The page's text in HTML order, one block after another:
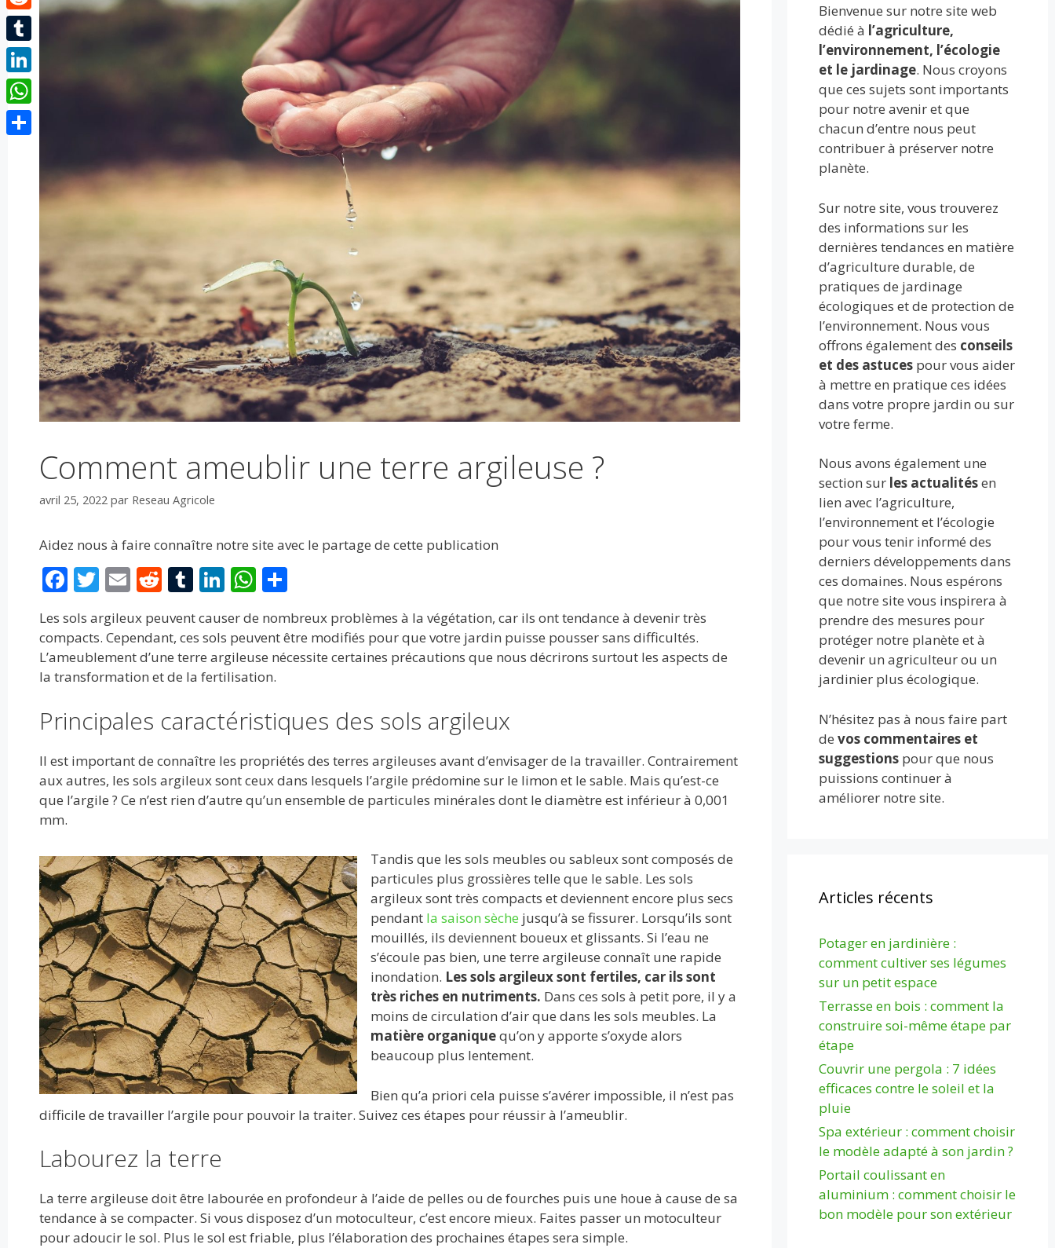
Comment ameublir une terre argileuse ?
avril 25, 2022 par Reseau Agricole
Aidez nous à faire connaître notre site avec le partage de cette publication
F
ac
e
b
o
k
T
w
itt
er
E
ai
l
R
d
di
t
T
m
bl
r
Li
k
e
dI
n
W
at
s
A
p
p
P
ar
ta
g
Les sols argileux peuvent causer de nombreux problèmes à la végétation, car ils ont tendance à devenir très
compacts. Cependant, ces sols peuvent être modifiés pour que votre jardin puisse pousser sans difficultés.
L’ameublement d’une terre argileuse nécessite certaines précautions que nous décrirons surtout les aspects de
la transformation et de la fertilisation.
Principales caractéristiques des sols argileux
Il est important de connaître les propriétés des terres argileuses avant d’envisager de la travailler. Contrairement
aux autres, les sols argileux sont ceux dans lesquels l’argile prédomine sur le limon et le sable. Mais qu’est-ce
que l’argile ? Ce n’est rien d’autre qu’un ensemble de particules minérales dont le diamètre est inférieur à 0,001
mm.
Tandis que les sols meubles ou sableux sont composés de
particules plus grossières telle que le sable. Les sols
argileux sont très compacts et deviennent encore plus secs
pendant la saison sèche jusqu’à se fissurer. Lorsqu’ils sont
mouillés, ils deviennent boueux et glissants. Si l’eau ne
s’écoule pas bien, une terre argileuse connaît une rapide
inondation. Les sols argileux sont fertiles, car ils sont
très riches en nutriments. Dans ces sols à petit pore, il y a
moins de circulation d’air que dans les sols meubles. La
matière organiquequ’on y apporte s’oxyde alors
beaucoup plus lentement.
Bien qu’a priori cela puisse s’avérer impossible, il n’est pas
difficile de travailler l’argile pour pouvoir la traiter. Suivez ces étapes pour réussir à l’ameublir.
Labourez la terre
La terre argileuse doit être labourée en profondeur à l’aide de pelles ou de fourches puis une houe à cause de sa
tendance à se compacter. Si vous disposez d’un motoculteur, c’est encore mieux. Faites passer un motoculteur
pour adoucir le sol. Plus le sol est friable, plus l’élaboration des prochaines étapes sera simple.
Bienvenue sur notre site web
dédié à l’agriculture,
l’environnement, l’écologie
et le jardinage. Nous croyons
que ces sujets sont importants
pour notre avenir et que
chacun d’entre nous peut
contribuer à préserver notre
planète.
Sur notre site, vous trouverez
des informations sur les
dernières tendances en matière
d’agriculture durable, de
pratiques de jardinage
écologiques et de protection de
l’environnement. Nous vous
offrons également des conseils
et des astuces pour vous aider
à mettre en pratique ces idées
dans votre propre jardin ou sur
votre ferme.
Nous avons également une
section sur les actualitésen
lien avec l’agriculture,
l’environnement et l’écologie
pour vous tenir informé des
derniers développements dans
ces domaines. Nous espérons
que notre site vous inspirera à
prendre des mesures pour
protéger notre planète et à
devenir un agriculteur ou un
jardinier plus écologique.
N’hésitez pas à nous faire part
devos commentaires et
suggestions pour que nous
puissions continuer à
améliorer notre site.
Articles récents
Potager en jardinière :
comment cultiver ses légumes
sur un petit espace
Terrasse en bois : comment la
construire soi-même étape par
étape
Couvrir une pergola : 7 idées
efficaces contre le soleil et la
pluie
Spa extérieur : comment choisir
le modèle adapté à son jardin ?
Portail coulissant en
aluminium : comment choisir le
bon modèle pour son extérieur
Reddit
Tumblr
LinkedIn
WhatsApp